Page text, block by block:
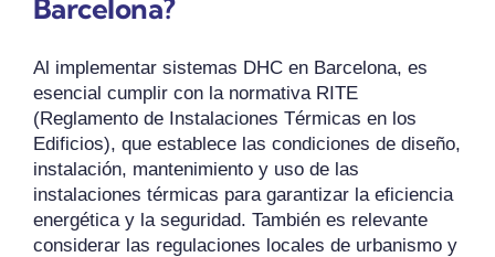
Barcelona?
Al implementar sistemas DHC en Barcelona, es
esencial cumplir con la normativa RITE
(Reglamento de Instalaciones Térmicas en los
Edificios), que establece las condiciones de diseño,
instalación, mantenimiento y uso de las
instalaciones térmicas para garantizar la eficiencia
energética y la seguridad. También es relevante
considerar las regulaciones locales de urbanismo y